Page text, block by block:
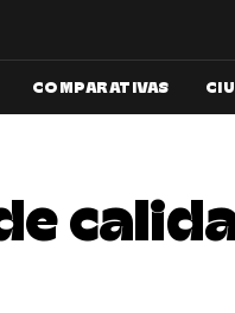
COMPARATIVAS